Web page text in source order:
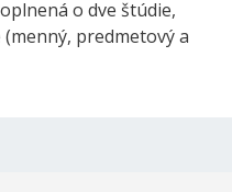
o dve štúdie,
predmetový a